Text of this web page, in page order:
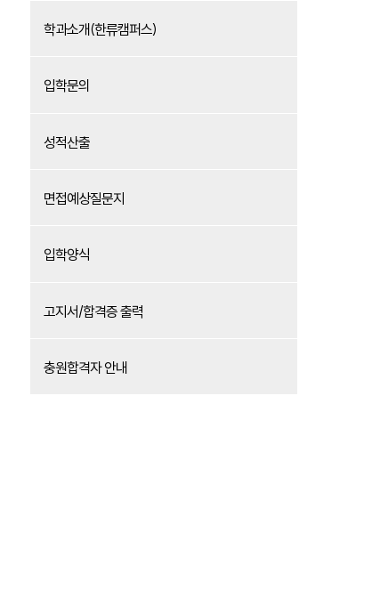
학과소개(한류캠퍼스)
입학문의
성적산출
면접예상질문지
입학양식
고지서/합격증 출력
충원합격자 안내